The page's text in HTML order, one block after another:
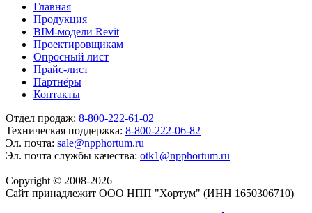
Главная
Продукция
BIM-модели Revit
Проектировщикам
Опросный лист
Прайс-лист
Партнёры
Контакты
Отдел продаж: 8-800-222-61-02
Техническая поддержка: 8-800-222-06-82
Эл. почта: sale@npphortum.ru
Эл. почта службы качества: otk1@npphortum.ru
Copyright © 2008-2026
Cайт принадлежит ООО НПП "Хортум" (ИНН 1650306710)